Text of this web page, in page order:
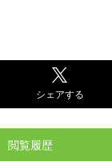
シェアする
閲覧履歴